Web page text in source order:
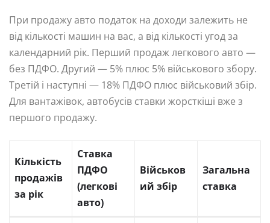
При продажу авто податок на доходи залежить не
від кількості машин на вас, а від кількості угод за
календарний рік. Перший продаж легкового авто —
без ПДФО. Другий — 5% плюс 5% військового збору.
Третій і наступні — 18% ПДФО плюс військовий збір.
Для вантажівок, автобусів ставки жорсткіші вже з
першого продажу.
Кількість
продажів
за рік
Ставка
ПДФО
(легкові
авто)
Військов
ий збір
Загальна
ставка